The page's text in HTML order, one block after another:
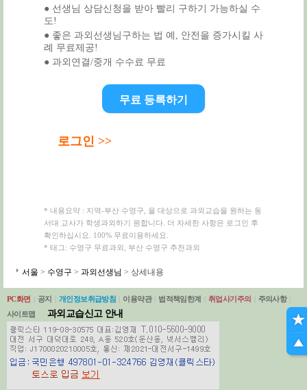
● 선생님 상담신청을 받아 빨리 구하기 가능하실 수
도!
● 좋은 과외선생님구하는 법 예, 안전을 증가시킬 사
례 무료제공!
● 과외연결/중개 수수료 무료
무료 등록하기
로그인 >>
* 내용요약 : 지역-부산 수영구, 을 대상으로 과외교습을 원하는 동
서대 교사가 학생과외하기 원합니다. 더 자세한 사항은 로그인 후
확인하십시요. 100% 무료이용하세요.
* 태그: 수영구 무료과외, 부산 수영구 추천과외
서울 > 수영구 > 과외선생님 > 상세내용
PC화면 공지 개인정보취급방침 이용약관 법적책임한계 취업사기주의 주의사항
사이트맵
과외교습신고 안내